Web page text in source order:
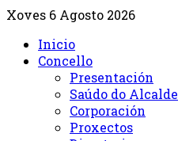
Xoves 6 Agosto 2026
Inicio
Concello
Presentación
Saúdo do Alcalde
Corporación
Proxectos